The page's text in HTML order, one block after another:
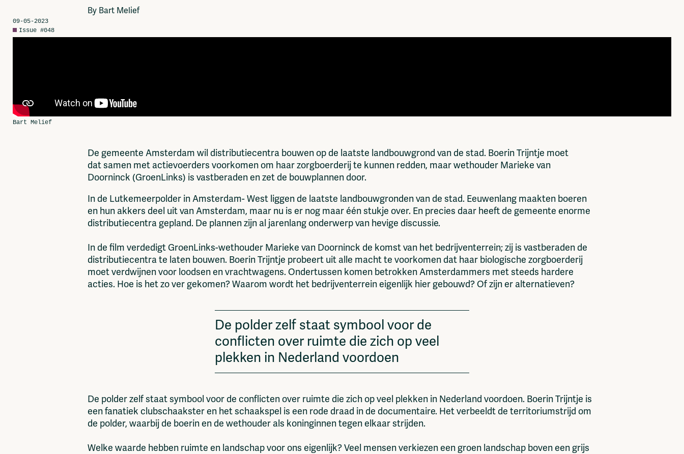
Advertise
AA Talks
By Bart Melief
09-05-2023
Issue #048
De gemeente Amsterdam wil distributiecentra bouwen op de laatste landbouwgrond van de stad. Boerin Trijntje moet
dat samen met actievoerders voorkomen om haar zorgboerderij te kunnen redden, maar wethouder Marieke van
Doorninck (GroenLinks) is vastberaden en zet de bouwplannen door.
In de Lutkemeerpolder in Amsterdam- West liggen de laatste landbouwgronden van de stad. Eeuwenlang maakten boeren
en hun akkers deel uit van Amsterdam, maar nu is er nog maar één stukje over. En precies daar heeft de gemeente enorme
distributiecentra gepland. De plannen zijn al jarenlang onderwerp van hevige discussie.
In de film verdedigt GroenLinks-wethouder Marieke van Doorninck de komst van het bedrijventerrein; zij is vastberaden de
distributiecentra te laten bouwen. Boerin Trijntje probeert uit alle macht te voorkomen dat haar biologische zorgboerderij
moet verdwijnen voor loodsen en vrachtwagens. Ondertussen komen betrokken Amsterdammers met steeds hardere
acties. Hoe is het zo ver gekomen? Waarom wordt het bedrijventerrein eigenlijk hier gebouwd? Of zijn er alternatieven?
De polder zelf staat symbool voor de
conflicten over ruimte die zich op veel
plekken in Nederland voordoen
De polder zelf staat symbool voor de conflicten over ruimte die zich op veel plekken in Nederland voordoen. Boerin Trijntje is
een fanatiek clubschaakster en het schaakspel is een rode draad in de documentaire. Het verbeeldt de territoriumstrijd om
de polder, waarbij de boerin en de wethouder als koninginnen tegen elkaar strijden.
Welke waarde hebben ruimte en landschap voor ons eigenlijk? Veel mensen verkiezen een groen landschap boven een grijs